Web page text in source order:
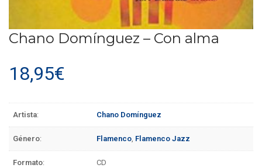
Chano Domínguez – Con alma
18,95€
Artista: Chano Domínguez
Género: Flamenco, Flamenco Jazz
Formato: CD